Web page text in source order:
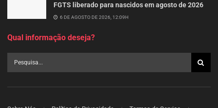
FGTS liberado para nascidos em agosto de 2026
6 DE AGOSTO DE 2026, 12:09H
Qual informação deseja?